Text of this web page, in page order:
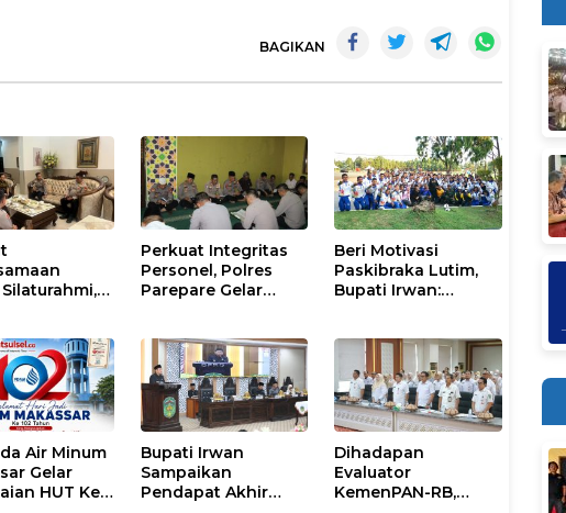
BAGIKAN
Tokoh
Perkuat Integritas
Personel, Polres
Parepare Gelar
Beri Motivasi
Paskibraka Lutim,
Bupati Irwan:
Perhatian
Air Minum
Gelar
HUT Ke-
Bupati Irwan
Sampaikan
Pendapat Akhir
Dihadapan
Evaluator
KemenPAN-RB,